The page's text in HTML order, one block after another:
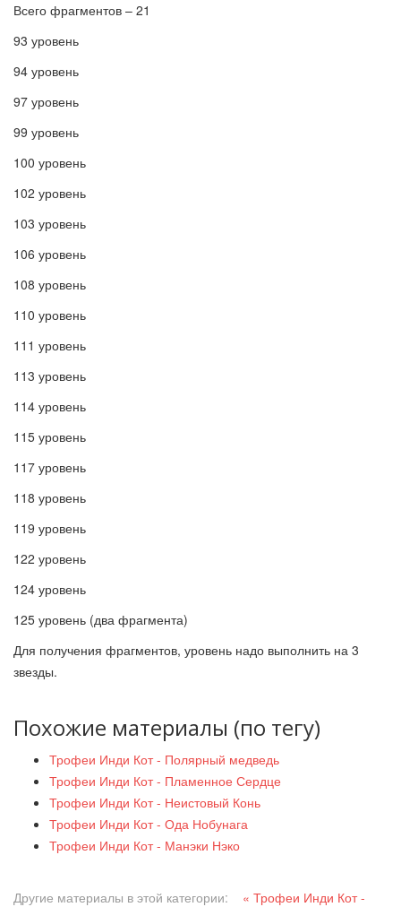
Всего фрагментов – 21
93 уровень
94 уровень
97 уровень
99 уровень
100 уровень
102 уровень
103 уровень
106 уровень
108 уровень
110 уровень
111 уровень
113 уровень
114 уровень
115 уровень
117 уровень
118 уровень
119 уровень
122 уровень
124 уровень
125 уровень (два фрагмента)
Для получения фрагментов, уровень надо выполнить на 3
звезды.
Похожие материалы (по тегу)
Трофеи Инди Кот - Полярный медведь
Трофеи Инди Кот - Пламенное Сердце
Трофеи Инди Кот - Неистовый Конь
Трофеи Инди Кот - Ода Нобунага
Трофеи Инди Кот - Манэки Нэко
Другие материалы в этой категории:
« Трофеи Инди Кот -